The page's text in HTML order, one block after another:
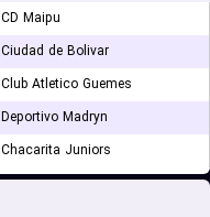
CD Maipu
Ciudad de Bolivar
Club Atletico Guemes
Deportivo Madryn
Chacarita Juniors